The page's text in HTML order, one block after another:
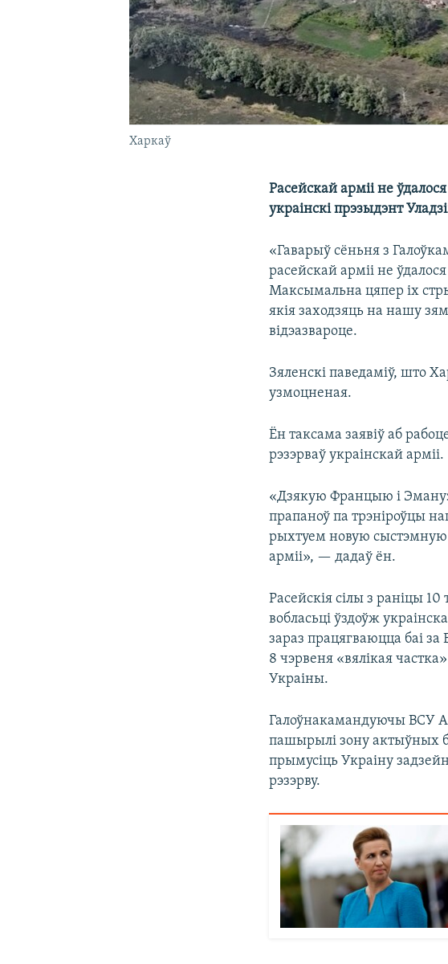
Харкаў
Расейскай арміі не
украінскі прэзыдэнт
«Гаварыў сёньня з
расейскай арміі не
Максымальна цяпер іх
якія заходзяць на нашу
відэазвароце.
Зяленскі паведаміў, што
узмоцненая.
Ён таксама заявіў аб
рэзэрваў украінскай арміі.
«Дзякую Францыю і
прапаноў па трэніроўцы
рыхтуем новую сыстэмную
арміі», — дадаў ён.
Расейскія сілы з раніцы
вобласьці ўздоўж
зараз працягваюцца баі
8 чэрвеня «вялікая
Украіны.
Галоўнакамандуючы ВСУ
пашырылі зону актыўных
прымусіць Украіну
рэзэрву.